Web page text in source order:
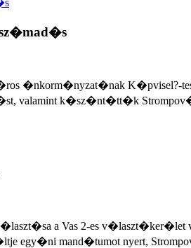
�nkorm�nyzat�nak K�pvisel?-
valamint k�sz�nt�tt�k
a Vas 2-es
egy�ni mand�tumot nyert,